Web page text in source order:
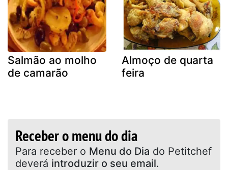
Salmão ao molho
de camarão
Almoço de quarta
feira
Receber o menu do dia
Para receber o Menu do Dia do Petitchef
deverá introduzir o seu email.